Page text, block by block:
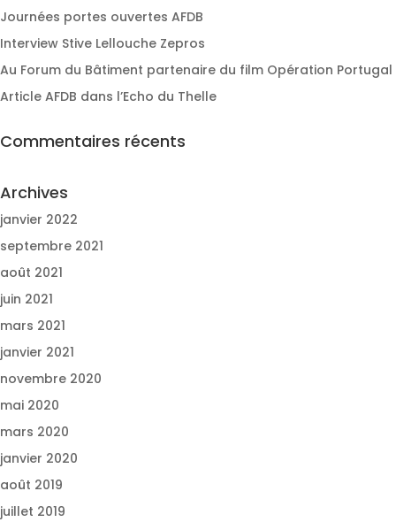
Journées portes ouvertes AFDB
Interview Stive Lellouche Zepros
Au Forum du Bâtiment partenaire du film Opération Portugal
Article AFDB dans l’Echo du Thelle
Commentaires récents
Archives
janvier 2022
septembre 2021
août 2021
juin 2021
mars 2021
janvier 2021
novembre 2020
mai 2020
mars 2020
janvier 2020
août 2019
juillet 2019